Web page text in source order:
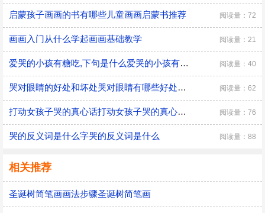
启蒙孩子画画的书有哪些儿童画画启蒙书推荐 阅读量：72
画画入门从什么学起画画基础教学 阅读量：21
爱哭的小孩有糖吃,下句是什么爱哭的小孩有糖吃下句是什么 阅读量：40
哭对眼睛的好处和坏处哭对眼睛有哪些好处和坏处 阅读量：62
打动女孩子哭的真心话打动女孩子哭的真心话有哪些 阅读量：76
哭的反义词是什么字哭的反义词是什么 阅读量：88
相关推荐
圣诞树简笔画画法步骤圣诞树简笔画